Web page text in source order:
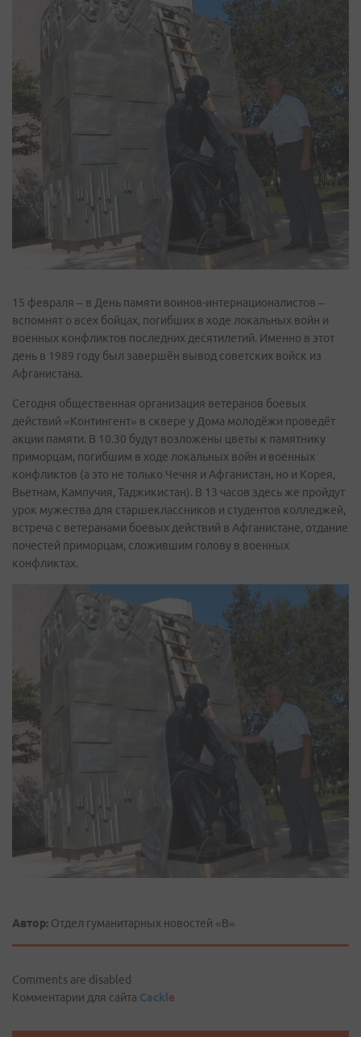
15 февраля – в День памяти воинов-интернационалистов –
вспомнят о всех бойцах, погибших в ходе локальных войн и
военных конфликтов последних десятилетий. Именно в этот
день в 1989 году был завершён вывод советских войск из
Афганистана.
Сегодня общественная организация ветеранов боевых
действий «Контингент» в сквере у Дома молодёжи проведёт
акции памяти. В 10.30 будут возложены цветы к памятнику
приморцам, погибшим в ходе локальных войн и военных
конфликтов (а это не только Чечня и Афганистан, но и Корея,
Вьетнам, Кампучия, Таджикистан). В 13 часов здесь же пройдут
урок мужества для старшеклассников и студентов колледжей,
встреча с ветеранами боевых действий в Афганистане, отдание
почестей приморцам, сложившим голову в военных
конфликтах.
Автор: Отдел гуманитарных новостей «В»
Comments are disabled
Комментарии для сайта Cackle